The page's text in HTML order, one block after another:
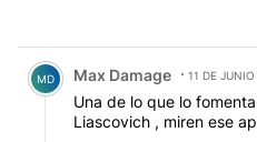
Comentario de Max Damage.
MD Max Damage 11 DE
Una de lo que lo
Liascovich , miren ese